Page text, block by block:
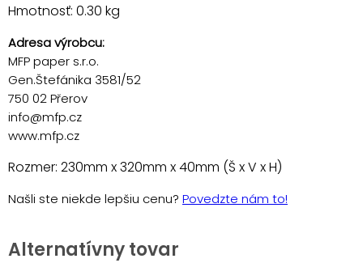
Hmotnosť: 0.30 kg
Adresa výrobcu:
MFP paper s.r.o.
Gen.Štefánika 3581/52
750 02 Přerov
info@mfp.cz
www.mfp.cz
Rozmer: 230mm x 320mm x 40mm (Š x V x H)
Našli ste niekde lepšiu cenu? Povedzte nám to!
Alternatívny tovar